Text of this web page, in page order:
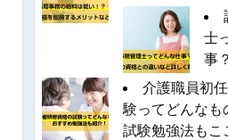
士
事？
介護職員初
験ってどんなも
試験勉強法もこ